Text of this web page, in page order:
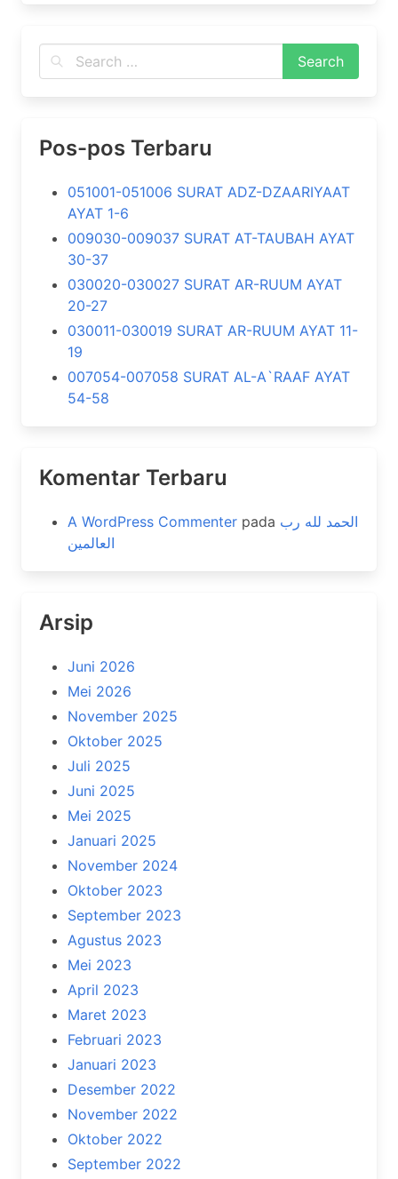
Pos-pos Terbaru
051001-051006 SURAT ADZ-DZAARIYAAT
AYAT 1-6
009030-009037 SURAT AT-TAUBAH AYAT
30-37
030020-030027 SURAT AR-RUUM AYAT
20-27
030011-030019 SURAT AR-RUUM AYAT 11-
19
007054-007058 SURAT AL-A`RAAF AYAT
54-58
Komentar Terbaru
A WordPress Commenter pada الحمد لله رب
العالمين
Arsip
Juni 2026
Mei 2026
November 2025
Oktober 2025
Juli 2025
Juni 2025
Mei 2025
Januari 2025
November 2024
Oktober 2023
September 2023
Agustus 2023
Mei 2023
April 2023
Maret 2023
Februari 2023
Januari 2023
Desember 2022
November 2022
Oktober 2022
September 2022